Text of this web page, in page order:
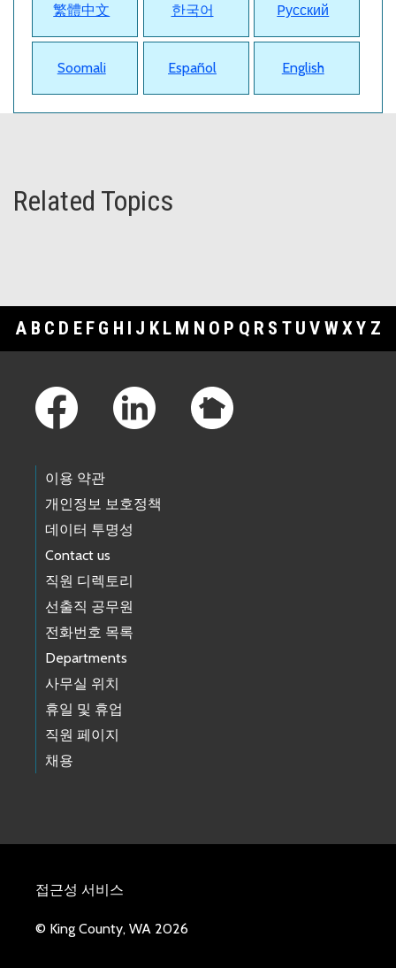
繁體中文 한국어 Pусский
Soomali Español English
Related Topics
A B C D E F G H I J K L M N O P Q R S T U V WXY Z
이용 약관
개인정보 보호정책
데이터 투명성
Contact us
직원 디렉토리
선출직 공무원
전화번호 목록
Departments
사무실 위치
휴일 및 휴업
직원 페이지
채용
접근성 서비스
© King County, WA 2026